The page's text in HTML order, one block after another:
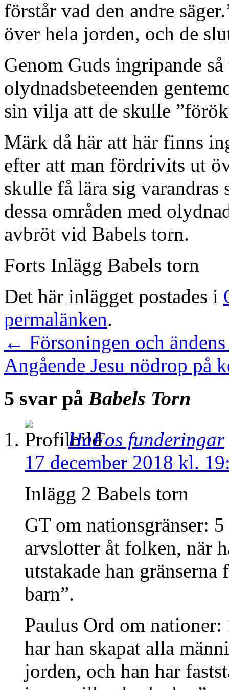
förstår vad den andre
över hela jorden, och de
Genom Guds ingripande
olydnadsbeteenden
sin vilja att de skulle
Märk då här att här finns
efter att man fördrivits ut
skulle få lära sig varandras
dessa områden med
avbröt vid Babels torn.
Forts Inlägg Babels torn
Det här inlägget postades i
permalänken.
← Försoningen och
Angående Jesu nödrop på
5 svar på Babels Torn
HaFos funderingar
17 december 2018 kl.
Inlägg 2 Babels torn
GT om nationsgränser:
arvslotter åt folken, när
utstakade han
barn”.
Paulus Ord om
har han skapat alla
jorden, och han har